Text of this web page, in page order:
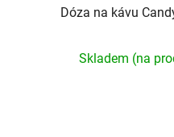
Dóza na kávu
Skladem (na